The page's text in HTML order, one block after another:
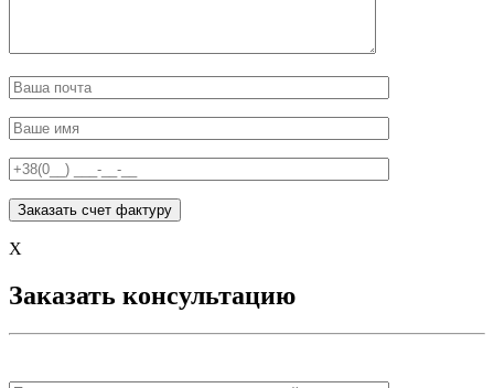
X
Заказать консультацию